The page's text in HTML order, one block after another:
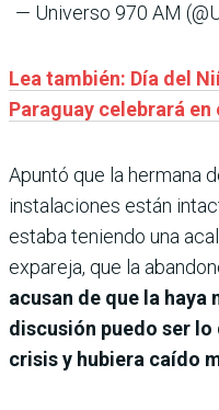
— Universo 970 AM
Lea también: Día del
Paraguay celebrará
Apuntó que la hermana
instalaciones están
estaba teniendo una
expareja, que la
acusan de que la haya
discusión puedo ser
crisis y hubiera caído